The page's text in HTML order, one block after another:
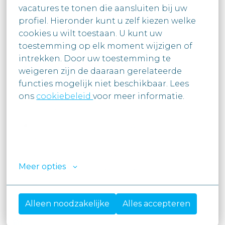
vacatures te tonen die aansluiten bij uw
profiel. Hieronder kunt u zelf kiezen welke
cookies u wilt toestaan. U kunt uw
toestemming op elk moment wijzigen of
intrekken. Door uw toestemming te
weigeren zijn de daaraan gerelateerde
functies mogelijk niet beschikbaar. Lees
ons cookiebeleid voor meer informatie.
Meer opties
Alleen noodzakelijke Alles accepteren
Je ontvangt een competitief loon dat
volledig in lijn ligt met jouw ervaring en
capaciteiten, aangevuld met heel wat
andere interessante voordelen.
Wij zijn denkers, doeners, voelers,
aanpakkers, zinhebbers en collega’s.
Mensgericht, met een hart voor de klant
“a Great Place to Work” ©
#LI-SD1